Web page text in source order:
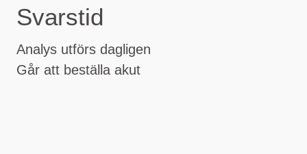
Svarstid
Analys utförs dagligen
Går att beställa akut